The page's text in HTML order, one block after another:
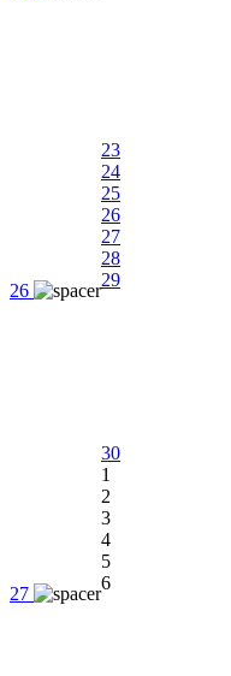
26
23
24
25
26
27
28
29
27
30
1
2
3
4
5
6